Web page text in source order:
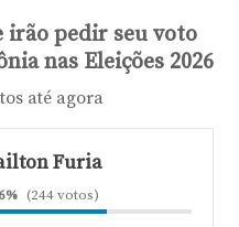
irão pedir seu voto
nas Eleições 2026
até agora
Furia
(244 votos)